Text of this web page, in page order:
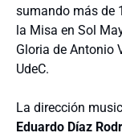
sumando más de
la Misa en Sol
Gloria de Antonio
UdeC.
La dirección
Eduardo Díaz